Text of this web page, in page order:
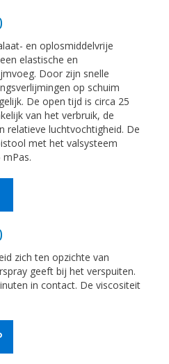
en oplosmiddelvrije
elastische en
Door zijn snelle
op schuim
De open tijd is circa 25
van het verbruik, de
relatieve luchtvochtigheid. De
met het valsysteem
zich ten opzichte van
geeft bij het verspuiten.
in contact. De viscositeit